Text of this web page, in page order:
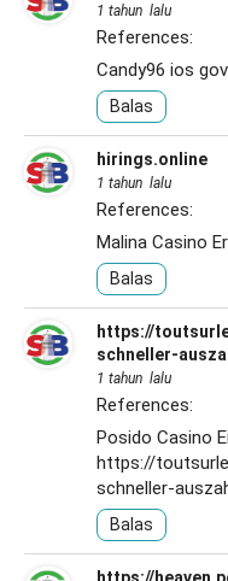
1 tahun lalu
References:
Candy96 ios
Balas
hirings.online
1 tahun lalu
References:
Malina Casino
Balas
https://
schneller-
1 tahun lalu
References:
Posido Casino
https://
schneller-
Balas
https://